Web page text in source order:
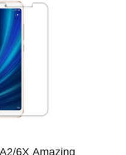
6X Amazing